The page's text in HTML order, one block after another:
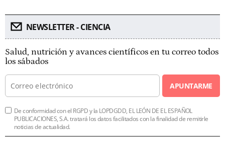
NEWSLETTER - CIENCIA
Salud, nutrición y avances científicos en tu correo todos
los sábados
APUNTARME
De conformidad con el RGPD y la LOPDGDD, EL LEÓN DE EL ESPAÑOL
PUBLICACIONES, S.A. tratará los datos facilitados con la finalidad de remitirle
noticias de actualidad.